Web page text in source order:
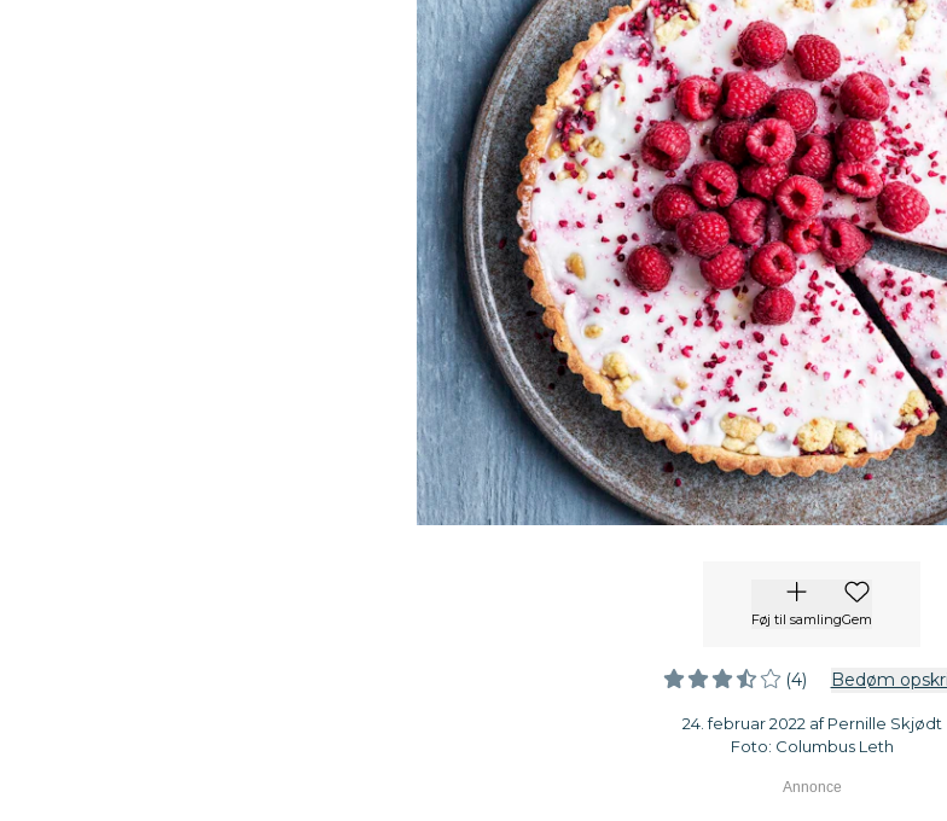
Føj til samlingGem
(4) Bedøm
24. februar 2022 af Pernille Skjødt
Foto: Columbus Leth